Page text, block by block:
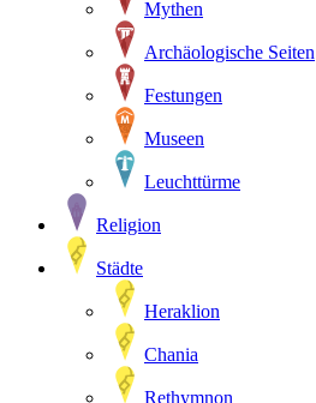
Mythen
Archäologische Seiten
Festungen
Museen
Leuchttürme
Religion
Städte
Heraklion
Chania
Rethymnon